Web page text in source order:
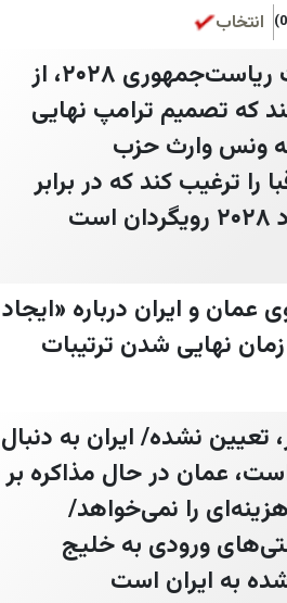
انتخاب
ترامپ به حامیان مالی به طور خصوصی گفته که در انتخابات ریاست‌جمهوری ۲۰۲۸، از
که تصمیم ترامپ نهایی
ونس وارث حزب
ترغیب کند که در برابر
و ایران درباره «ایجاد
نهایی شدن ترتیبات
تعیین نشده/ ایران به دنبال
کشتی‌ها است، عمان در حال مذاکره بر
هیچ هزینه‌ای را نمی‌خواهد/
ورودی به خلیج
به ایران است